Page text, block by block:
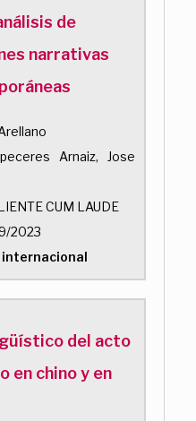
de
narrativas
Arnaiz, Jose
CUM LAUDE
2023
internacional
del acto
en chino y en